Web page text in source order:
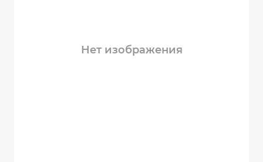
Нет изображения